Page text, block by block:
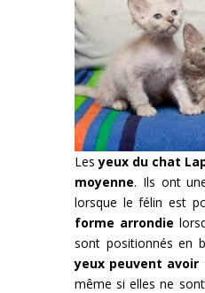
Lesyeux du chat
moyenne. Ils ont
lorsque le félin est
forme arrondie
sont positionnés en
yeux peuvent
même si elles ne